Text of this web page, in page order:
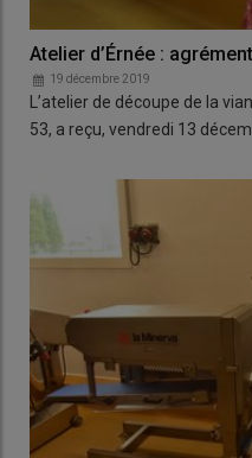
Atelier d’Érnée :
19 décembre 2019
L’atelier de découpe de la
53, a reçu, vendredi 13